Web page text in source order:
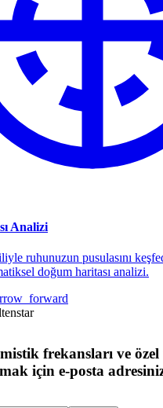
Analizi
ruhunuzun pusulasını
doğum haritası analizi.
star
frekansları ve özel
için e-posta